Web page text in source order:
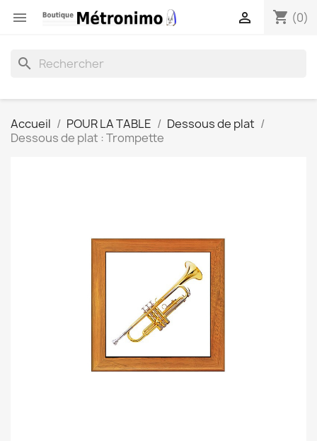
 shopping_cart (0)

search
Accueil POUR LA TABLE
Dessous de plat
Dessous de plat : Trompette